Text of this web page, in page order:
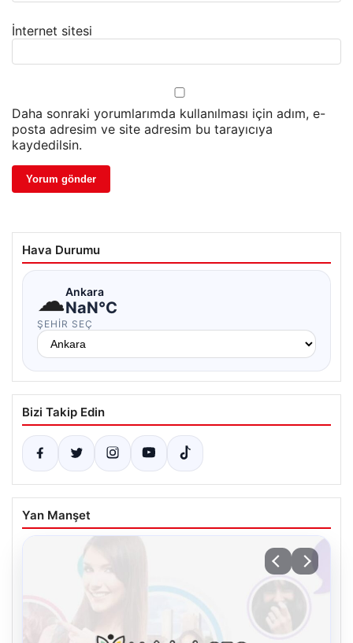
İnternet sitesi
Daha sonraki yorumlarımda kullanılması için adım, e-
posta adresim ve site adresim bu tarayıcıya
kaydedilsin.
Hava Durumu
☁Ankara
NaN°C
ŞEHIR SEÇ
Bizi Takip Edin
Yan Manşet